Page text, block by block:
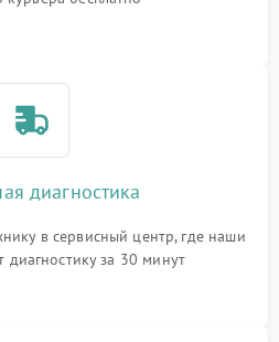
диагностика
в сервисный центр, где наши
диагностику за 30 минут